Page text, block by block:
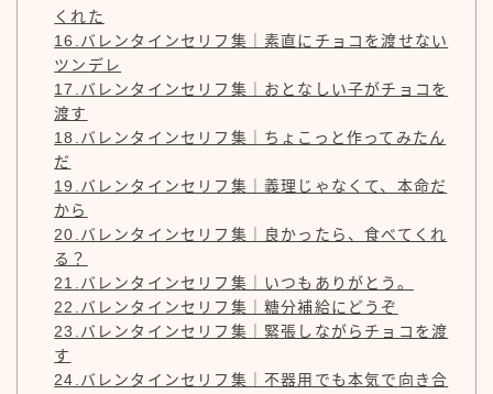
くれた
16.バレンタインセリフ集｜素直にチョコを渡せない
ツンデレ
17.バレンタインセリフ集｜おとなしい子がチョコを
渡す
18.バレンタインセリフ集｜ちょこっと作ってみたん
だ
19.バレンタインセリフ集｜義理じゃなくて、本命だ
から
20.バレンタインセリフ集｜良かったら、食べてくれ
る？
21.バレンタインセリフ集｜いつもありがとう。
22.バレンタインセリフ集｜糖分補給にどうぞ
23.バレンタインセリフ集｜緊張しながらチョコを渡
す
24.バレンタインセリフ集｜不器用でも本気で向き合